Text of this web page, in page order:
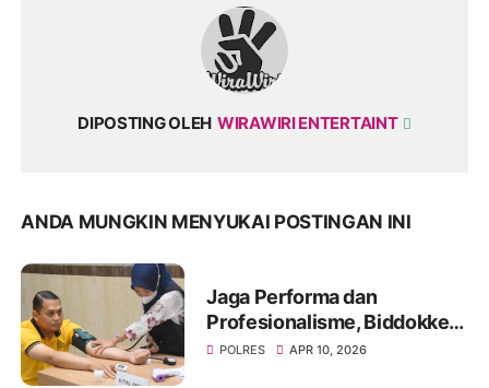
DIPOSTING OLEH WIRAWIRI ENTERTAINT
ANDA MUNGKIN MENYUKAI POSTINGAN INI
Jaga Performa dan
Profesionalisme, Biddokkes
Polda Jatim Gelar Rikes
POLRES APR 10, 2026